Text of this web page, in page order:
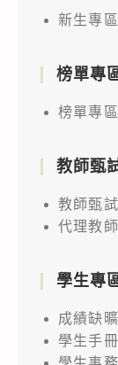
新生專區
榜單專
榜單專區
教師甄
教師甄試
代理教
學生專
成績缺曠
學生手冊